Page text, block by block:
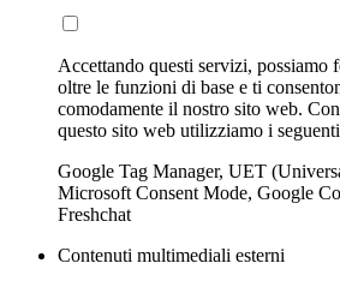
Accettando questi servizi, possiamo
oltre le funzioni di base e ti
comodamente il nostro sito web.
questo sito web utilizziamo i
Google Tag Manager, UET
Microsoft Consent Mode, Google
Freshchat
Contenuti multimediali esterni